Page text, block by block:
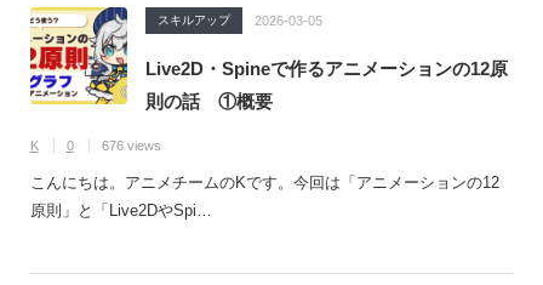
スキルアップ 2026-03-05
Live2D・Spineで作るアニメーションの12原
則の話 ①概要
K 0 676 views
こんにちは。アニメチームのKです。今回は「アニメーションの12
原則」と「Live2DやSpi…